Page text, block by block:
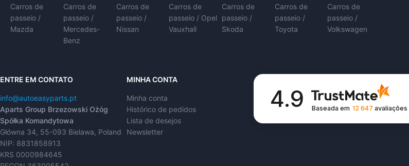
Carros de
passeio /
Mazda
Carros de
passeio /
Mercedes-
Benz
Carros de
passeio /
Nissan
Carros de
passeio / Opel
Vauxhall
Carros de
passeio /
Skoda
Carros de
passeio /
Toyota
Carros de
passeio /
Volkswagen
ENTRE EM CONTATO
info@autoeasyparts.pt
Aparts Group Brzezowski Ożóg
Spółka Komandytowa
Główna 34, 55-093 Bielawa, Poland
NIP: 8831858913
KRS 0000984645
MINHA CONTA
Minha conta
Histórico de pedidos
Lista de desejos
Newsletter
4.9 Baseada em 12 647 avaliações